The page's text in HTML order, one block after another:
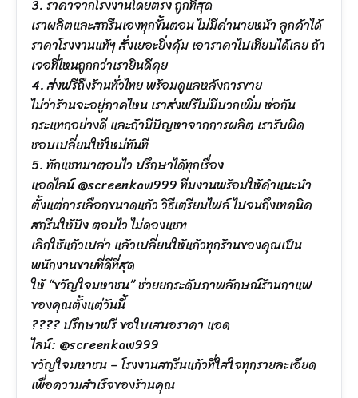
3. ราคาจากโรงงานโดยตรง ถูกที่สุด
เราผลิตและสกรีนเองทุกขั้นตอน ไม่มีค่านายหน้า ลูกค้าได้
ราคาโรงงานแท้ๆ สั่งเยอะยิ่งคุ้ม เอาราคาไปเทียบได้เลย ถ้า
เจอที่ไหนถูกกว่าเรายินดีคุย
4. ส่งฟรีถึงร้านทั่วไทย พร้อมดูแลหลังการขาย
ไม่ว่าร้านจะอยู่ภาคไหน เราส่งฟรีไม่มีบวกเพิ่ม ห่อกัน
กระแทกอย่างดี และถ้ามีปัญหาจากการผลิต เรารับผิด
ชอบเปลี่ยนให้ใหม่ทันที
5. ทักแชทมาตอบไว ปรึกษาได้ทุกเรื่อง
แอดไลน์ @screenkaw999 ทีมงานพร้อมให้คำแนะนำ
ตั้งแต่การเลือกขนาดแก้ว วิธีเตรียมไฟล์ ไปจนถึงเทคนิค
สกรีนให้ปัง ตอบไว ไม่ดองแชท
เลิกใช้แก้วเปล่า แล้วเปลี่ยนให้แก้วทุกร้านของคุณเป็น
พนักงานขายที่ดีที่สุด
ให้ “ขวัญใจมหาชน” ช่วยยกระดับภาพลักษณ์ร้านกาแฟ
ของคุณตั้งแต่วันนี้
???? ปรึกษาฟรี ขอใบเสนอราคา แอด
ไลน์: @screenkaw999
ขวัญใจมหาชน – โรงงานสกรีนแก้วที่ใส่ใจทุกรายละเอียด
เพื่อความสำเร็จของร้านคุณ